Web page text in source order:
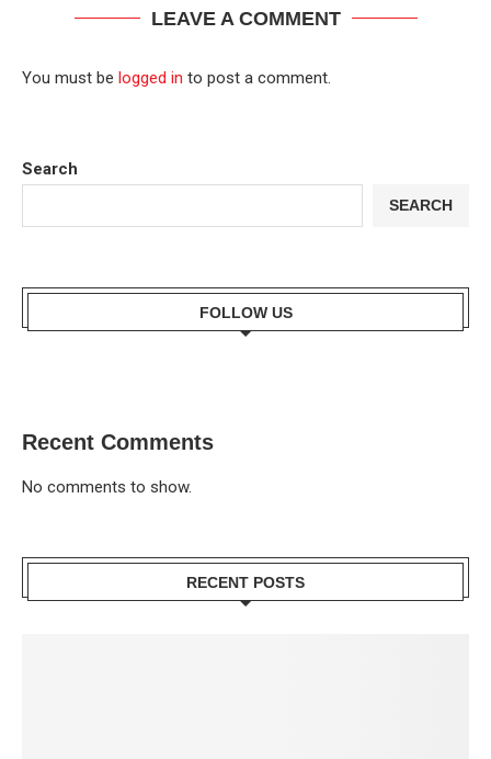
LEAVE A COMMENT
You must be logged in to post a comment.
Search
SEARCH
FOLLOW US
Recent Comments
No comments to show.
RECENT POSTS